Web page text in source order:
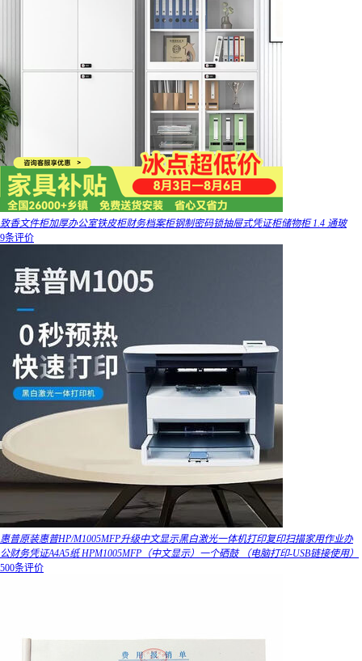
致香文件柜加厚办公室铁皮柜财务档案柜钢制密码锁抽屉式凭证柜储物柜 1.4 通玻
9条评价
惠普原装惠普HP/M1005MFP升级中文显示黑白激光一体机打印复印扫描家用作业办
公财务凭证A4A5纸 HPM1005MFP（中文显示）一个硒鼓 （电脑打印-USB链接使用）
500条评价